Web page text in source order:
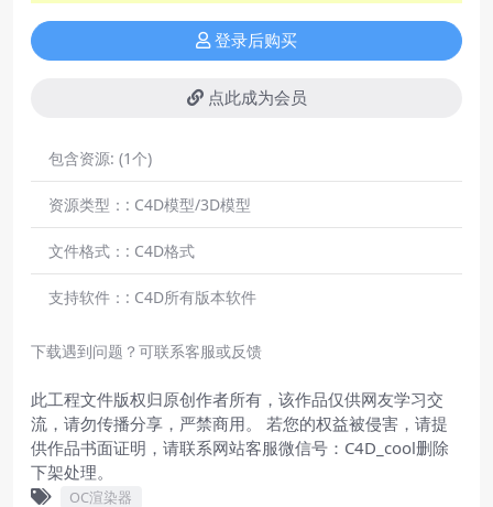
登录后购买
点此成为会员
包含资源: (1个)
资源类型：: C4D模型/3D模型
文件格式：: C4D格式
支持软件：: C4D所有版本软件
下载遇到问题？可联系客服或反馈
此工程文件版权归原创作者所有，该作品仅供网友学习交
流，请勿传播分享，严禁商用。 若您的权益被侵害，请提
供作品书面证明，请联系网站客服微信号：C4D_cool删除
下架处理。
OC渲染器